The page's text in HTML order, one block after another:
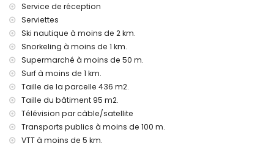
musée (Histórico de Jávea), église (San Bartolomé, Jávea),
ruine (Molinos de Viento, Jávea), monument (Pueblo
Histórico, Jávea), bâtiment architectural (Histórico de
Jávea), lieu historique (Pueblo Histórico et Jávea) (à moins
de 5 kilomètres de l'hébergement)
château (Portal de la Vila et Dénia) (à moins de 25
kilomètres de l'hébergement)
Sports
cyclisme, canoë, kayak, snorkeling, et surf (à moins de 1000
mètres de l'appartement)
tennis, randonnée, VTT, escalade, pêche, plongée, planche
Service de réception
Serviettes
Ski nautique à moins de 2 km.
Snorkeling à moins de 1 km.
Supermarché à moins de 50 m.
Surf à moins de 1 km.
Taille de la parcelle 436 m2.
Taille du bâtiment 95 m2.
Télévision par câble/satellite
Transports publics à moins de 100 m.
VTT à moins de 5 km.